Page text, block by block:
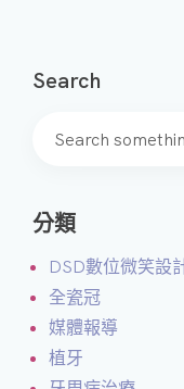
Search
分類
DSD數位微笑設
全瓷冠
媒體報導
植牙